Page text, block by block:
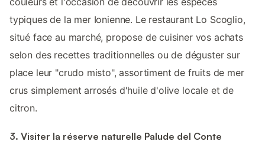
typiques de la mer Ionienne. Le restaurant Lo Scoglio,
situé face au marché, propose de cuisiner vos achats
selon des recettes traditionnelles ou de déguster sur
place leur "crudo misto", assortiment de fruits de mer
crus simplement arrosés d'huile d'olive locale et de
citron.
3. Visiter la réserve naturelle Palude del Conte